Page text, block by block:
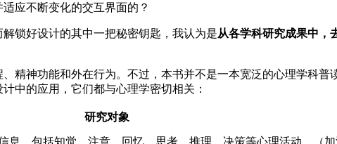
应不断变化的交互界面的？
锁好设计的其中一把秘密钥匙，我认为是从各学科研究成果中，
精神功能和外在行为。不过，本书并不是一本宽泛的心理学科
中的应用，它们都与心理学密切相关：
研究对象
，包括知觉、注意、回忆、思考、推理、决策等心理活动。（加